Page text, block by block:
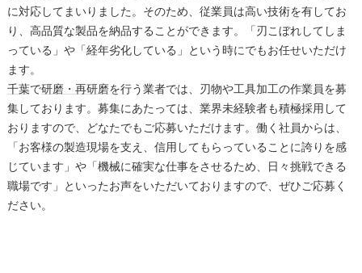
に対応してまいりました。そのため、従業員は高い技術を有してお
り、高品質な製品を納品することができます。「刃こぼれしてしま
っている」や「経年劣化している」という時にでもお任せいただけ
ます。
千葉で研磨・再研磨を行う業者では、刃物や工具加工の作業員を募
集しております。募集にあたっては、業界未経験者も積極採用して
おりますので、どなたでもご応募いただけます。働く社員からは、
「お客様の製造現場を支え、信用してもらっていることに誇りを感
じています」や「機械に確実な仕事をさせるため、日々挑戦できる
職場です」といったお声をいただいておりますので、ぜひご応募く
ださい。